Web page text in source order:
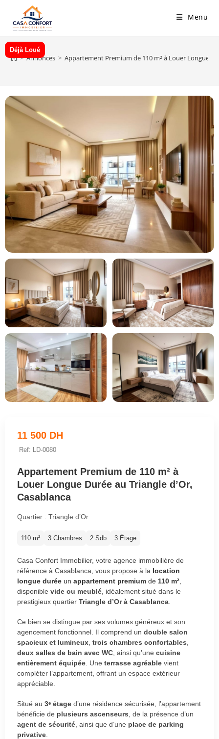
content
Menu
> Annonces > Appartement Premium de 110 m² à Louer Longue
Déjà Loué
11 500 DH
Ref: LD-0080
Appartement Premium de 110 m² à
Louer Longue Durée au Triangle d’Or,
Casablanca
Quartier : Triangle d’Or
110 m² 3 Chambres 2 Sdb 3 Étage
Casa Confort Immobilier, votre agence immobilière de
référence à Casablanca, vous propose à la location
longue durée un appartement premium de 110 m²
disponible vide ou meublé , idéalement situé dans le
prestigieux quartier Triangle d’Or à Casablanca
Ce bien se distingue par ses volumes généreux et son
agencement fonctionnel. Il comprend un double salon
spacieux et lumineux trois chambres confortables
deux salles de bain avec WC , ainsi qu’une cuisine
entièrement équipée . Une terrasse agréable vient
compléter l’appartement, offrant un espace extérieur
appréciable.
Situé au 3ᵉ étage d’une résidence sécurisée, l’appartement
bénéficie de plusieurs ascenseurs , de la présence d’un
agent de sécurité , ainsi que d’une place de parking
privative